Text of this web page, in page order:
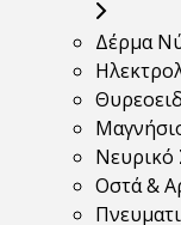
Δέρμα
Νευρικό
Οστά &